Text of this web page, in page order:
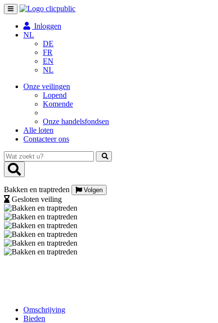
Toggle
navigation
Inloggen
NL
DE
FR
EN
NL
Onze veilingen
Lopend
Komende
Onze handelsfondsen
Alle loten
Contacteer ons
Wat
zoekt
u?
Bakken en traptreden Volgen
Gesloten veiling
Omschrijving
Bieden